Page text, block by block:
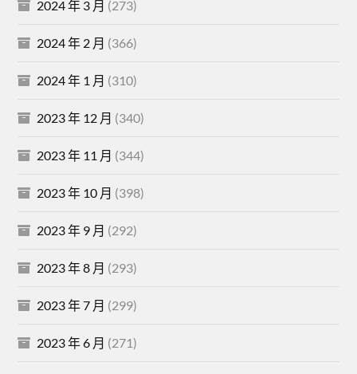
2024 年 3 月 (273)
2024 年 2 月 (366)
2024 年 1 月 (310)
2023 年 12 月 (340)
2023 年 11 月 (344)
2023 年 10 月 (398)
2023 年 9 月 (292)
2023 年 8 月 (293)
2023 年 7 月 (299)
2023 年 6 月 (271)